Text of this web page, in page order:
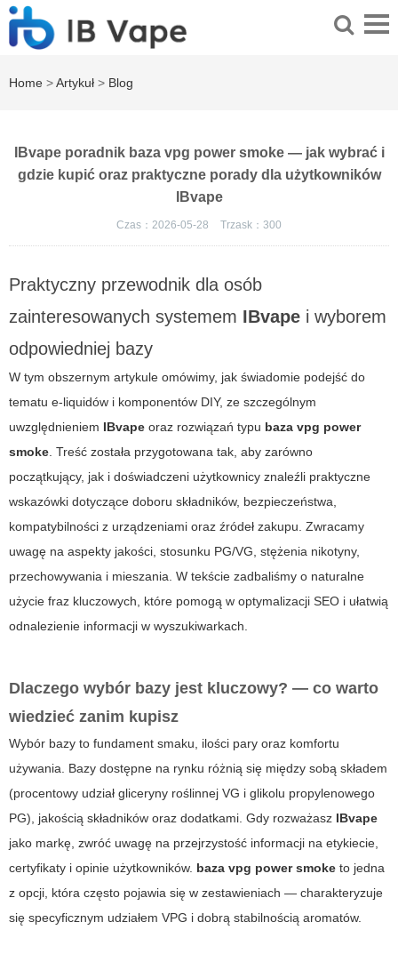
Home >Artykuł > Blog
IBvape poradnik baza vpg power smoke — jak wybrać i
gdzie kupić oraz praktyczne porady dla użytkowników
IBvape
Czas：2026-05-28 Trzask： 300
Praktyczny przewodnik dla osób
zainteresowanych systemem IBvape i wyborem
odpowiedniej bazy
W tym obszernym artykule omówimy, jak świadomie podejść do
tematu e-liquidów i komponentów DIY, ze szczególnym
uwzględnieniem IBvape oraz rozwiązań typu baza vpg power
smoke. Treść została przygotowana tak, aby zarówno
początkujący, jak i doświadczeni użytkownicy znaleźli praktyczne
wskazówki dotyczące doboru składników, bezpieczeństwa,
kompatybilności z urządzeniami oraz źródeł zakupu. Zwracamy
uwagę na aspekty jakości, stosunku PG/VG, stężenia nikotyny,
przechowywania i mieszania. W tekście zadbaliśmy o naturalne
użycie fraz kluczowych, które pomogą w optymalizacji SEO i ułatwią
odnalezienie informacji w wyszukiwarkach.
Dlaczego wybór bazy jest kluczowy? — co warto
wiedzieć zanim kupisz
Wybór bazy to fundament smaku, ilości pary oraz komfortu
używania. Bazy dostępne na rynku różnią się między sobą składem
(procentowy udział gliceryny roślinnej VG i glikolu propylenowego
PG), jakością składników oraz dodatkami. Gdy rozważasz IBvape
jako markę, zwróć uwagę na przejrzystość informacji na etykiecie,
certyfikaty i opinie użytkowników. baza vpg power smoke to jedna
z opcji, która często pojawia się w zestawieniach — charakteryzuje
się specyficznym udziałem VPG i dobrą stabilnością aromatów.